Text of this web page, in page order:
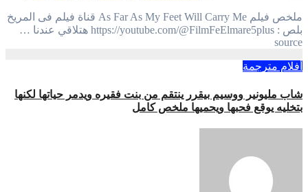
ملخص فيلم As Far As My Feet Will Carry Me قناة فيلم فى المريخ
بلص : https://youtube.com/@FilmFeElmare5plus هتلاقي عندنا …
source
أفلام مترجمة
شاب مليونير ووسيم بيقرر ينتقم من بنت فقيره ويدمر حياتها لكنها
بتخليه يوقع فحبها ويحميها ملخص كامل